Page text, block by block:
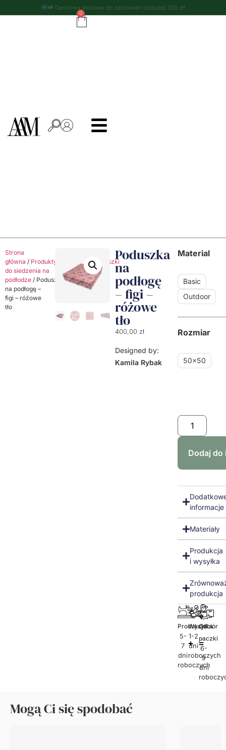
Darmowa dostawa do zamówień powyżej 300 zł!
0
Strona
główna / Produkty Poduszki /Poduszki
do siedzenia na
podłodze / Poduszka
na podłogę –
figi – różowe
tło
Poduszka
na
podłogę
– figi –
różowe
tło
400,00 zł
Designed by:
Kamila Rybak
Material
Basic
Outdoor
Rozmiar
50x50
Dodaj do
informacje
Materiały
Produkcja
i wysyłka
produkcja
Produkcja
5-
7
dni
roboczych
Wysyłka
1-2
dni
roboczych
Odbiór
paczki
6-
9
dni
Mogą Ci się spodobać